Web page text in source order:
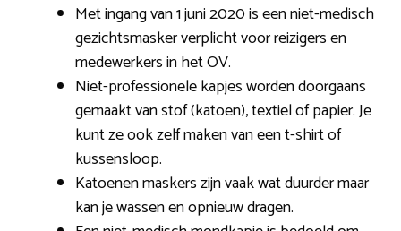
Met ingang van 1 juni 2020 is een niet-medisch
gezichtsmasker verplicht voor reizigers en
medewerkers in het OV.
Niet-professionele kapjes worden doorgaans
gemaakt van stof (katoen), textiel of papier. Je
kunt ze ook zelf maken van een t-shirt of
kussensloop.
Katoenen maskers zijn vaak wat duurder maar
kan je wassen en opnieuw dragen.